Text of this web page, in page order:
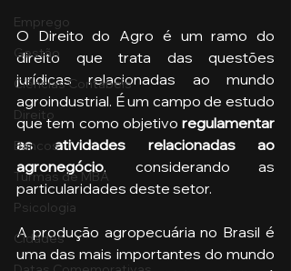
Emprego
Gestão
Ciências Contábeis
Direito
Bancos
Turmas de MBA
Psicologia
Cidades
O Direito do Agro é um ramo do
direito que trata das questões
jurídicas relacionadas ao mundo
agroindustrial. É um campo de estudo
que tem como objetivo regulamentar
as atividades relacionadas ao
agronegócio, considerando as
particularidades deste setor.
A produção agropecuária no Brasil é
uma das mais importantes do mundo